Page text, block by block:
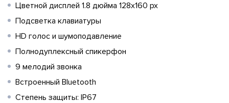
Цветной дисплей 1.8 дюйма 128x160 px
Подсветка клавиатуры
HD голос и шумоподавление
Полнодуплексный спикерфон
9 мелодий звонка
Встроенный Bluetooth
Степень защиты: IP67